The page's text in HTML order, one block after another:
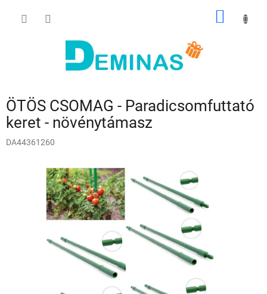
KOSÁR
ÖTÖS CSOMAG - Paradicsomfuttató
keret - növénytámasz
DA44361260